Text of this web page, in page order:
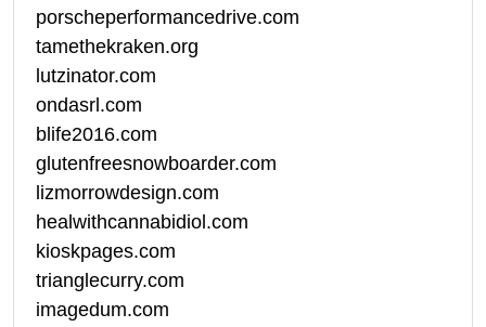
porscheperformancedrive.com
tamethekraken.org
lutzinator.com
ondasrl.com
blife2016.com
glutenfreesnowboarder.com
lizmorrowdesign.com
healwithcannabidiol.com
kioskpages.com
trianglecurry.com
imagedum.com